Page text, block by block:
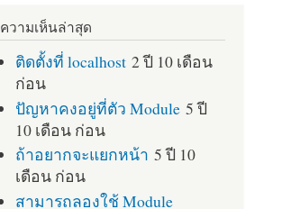
ความเห็นล่าสุด
ติดตั้งที่ localhost 2 ปี 10 เดือน
ก่อน
ปัญหาคงอยู่ที่ตัว Module 5 ปี
10 เดือน ก่อน
ถ้าอยากจะแยกหน้า 5 ปี 10
เดือน ก่อน
สามารถลองใช้ Module